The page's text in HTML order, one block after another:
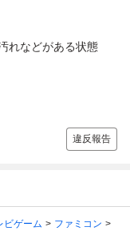
れなどがある状態
違反報告
ビゲーム
ファミコン